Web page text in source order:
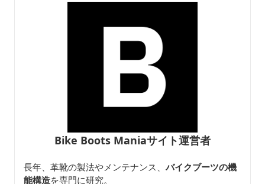
Bike Boots Maniaサイト運営者
長年、革靴の製法やメンテナンス、 バイクブーツの機
能構造を専門に研究。